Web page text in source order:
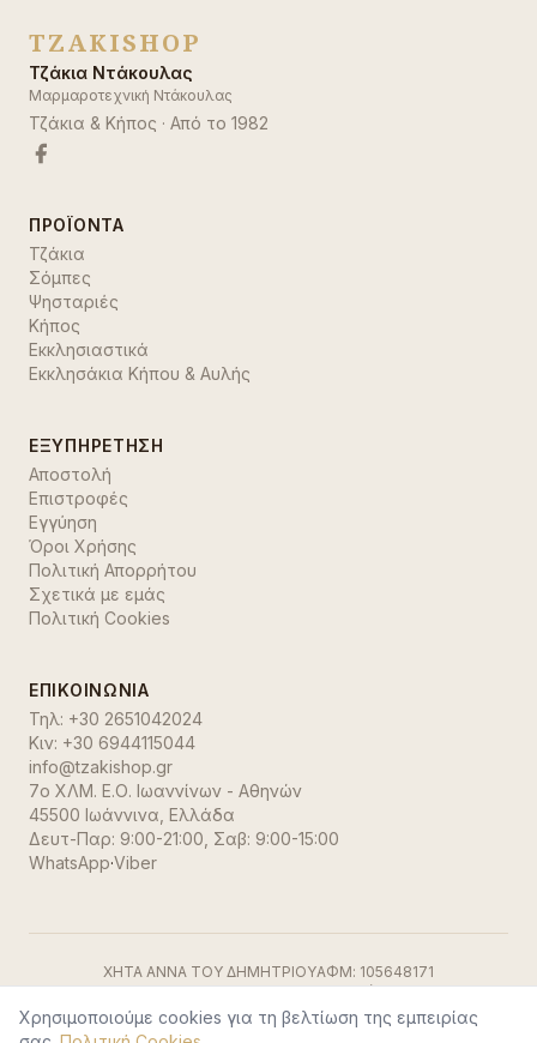
TZAKISHOP
Τζάκια Ντάκουλας
Μαρμαροτεχνική Ντάκουλας
Τζάκια & Κήπος · Από το 1982
ΠΡΟΪΌΝΤΑ
Τζάκια
Σόμπες
Ψησταριές
Κήπος
Εκκλησιαστικά
Εκκλησάκια Κήπου & Αυλής
ΕΞΥΠΗΡΈΤΗΣΗ
Αποστολή
Επιστροφές
Εγγύηση
Όροι Χρήσης
Πολιτική Απορρήτου
Σχετικά με εμάς
Πολιτική Cookies
ΕΠΙΚΟΙΝΩΝΊΑ
Τηλ: +30 2651042024
Κιν: +30 6944115044
info@tzakishop.gr
7ο ΧΛΜ. Ε.Ο. Ιωαννίνων - Αθηνών
45500 Ιωάννινα Ελλάδα
Δευτ-Παρ: 9:00-21:00, Σαβ: 9:00-15:00
WhatsApp·Viber
ΧΗΤΑ ΑΝΝΑ ΤΟΥ ΔΗΜΗΤΡΙΟΥΑΦΜ: 105648171
ΓΕΜΗ:191500729000ΔΟΥ:Ιωαννίνων
Visa· Mastercard·Stripe
©2026TzakiShop. Όλα τα δικαιώματα διατηρούνται.
Χρησιμοποιούμε cookies για τη βελτίωση της εμπειρίας